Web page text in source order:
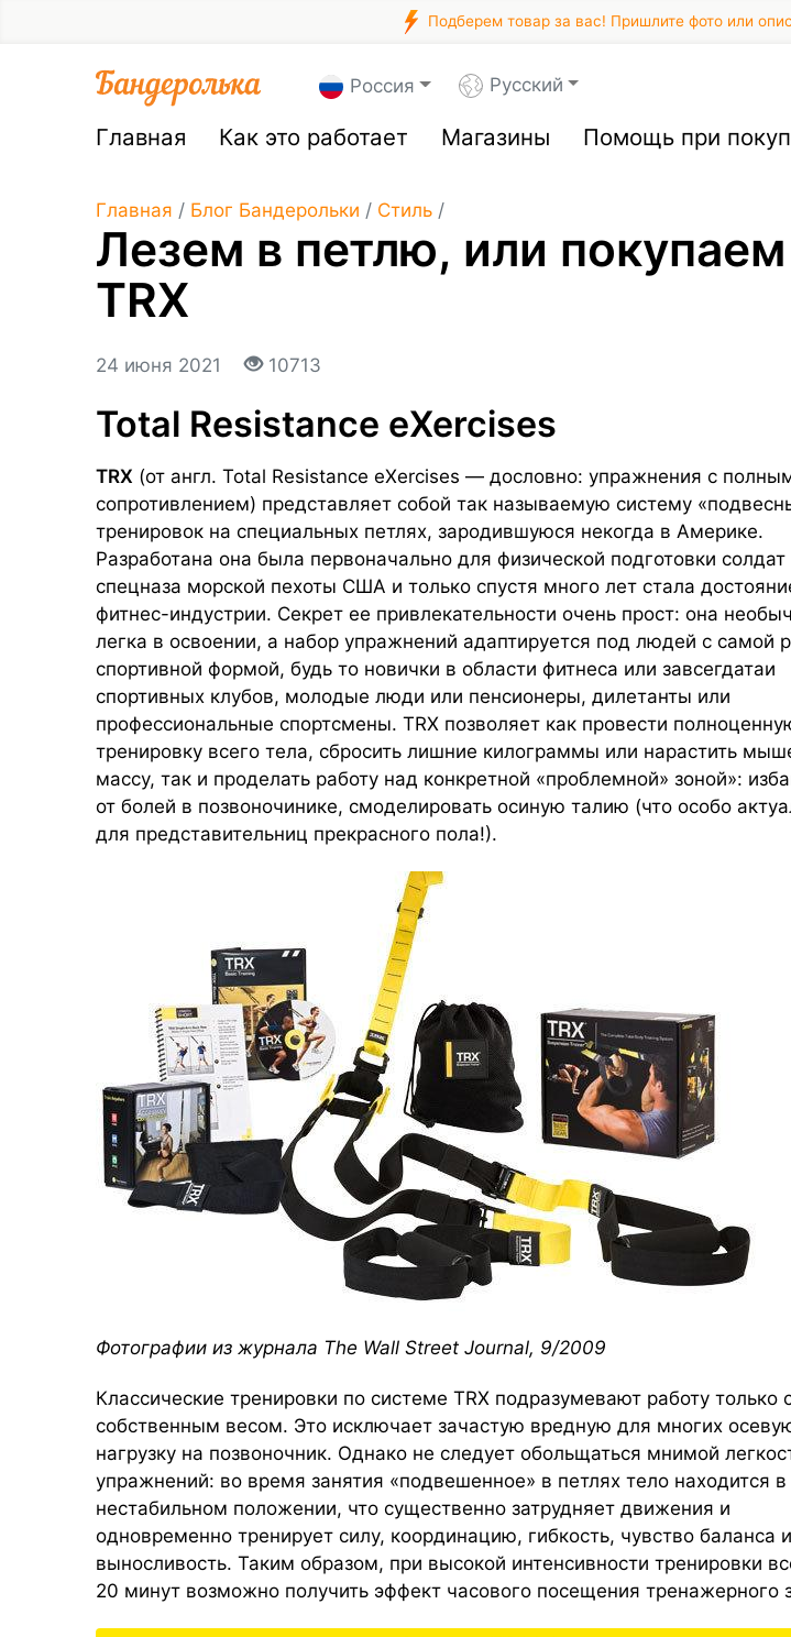
Подберем товар за вас! Пришлите фото или
Россия Русский
Главная Как это работает Магазины Помощь при
Главная / Блог Бандерольки / Стиль /
Лезем в петлю, или
TRX
24 июня 2021 10713
Total Resistance eXercises
TRX (от англ. Total Resistance eXercises — дословно: упражнения с
сопротивлением) представляет собой так называемую систему
тренировок на специальных петлях, зародившуюся некогда в Америке.
Разработана она была первоначально для физической подготовки солдат
спецназа морской пехоты США и только спустя много лет стала
фитнес-индустрии. Секрет ее привлекательности очень прост: она
легка в освоении, а набор упражнений адаптируется под людей с самой
спортивной формой, будь то новички в области фитнеса или завсегдатаи
спортивных клубов, молодые люди или пенсионеры, дилетанты или
профессиональные спортсмены. TRX позволяет как провести
тренировку всего тела, сбросить лишние килограммы или нарастить
массу, так и проделать работу над конкретной «проблемной» зоной»:
от болей в позвоночинике, смоделировать осиную талию (что особо
для представительниц прекрасного пола!).
Фотографии из журнала The Wall Street Journal, 9/2009
Классические тренировки по системе TRX подразумевают работу только
собственным весом. Это исключает зачастую вредную для многих
нагрузку на позвоночник. Однако не следует обольщаться мнимой
упражнений: во время занятия «подвешенное» в петлях тело находится в
нестабильном положении, что существенно затрудняет движения и
одновременно тренирует силу, координацию, гибкость, чувство баланса и
выносливость. Таким образом, при высокой интенсивности тренировки
20 минут возможно получить эффект часового посещения тренажерного